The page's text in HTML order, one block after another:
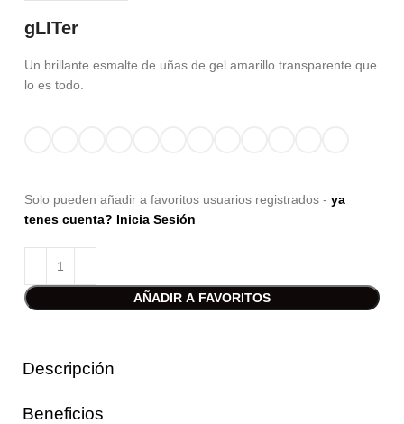
gLITer
Un brillante esmalte de uñas de gel amarillo transparente que
lo es todo.
Solo pueden añadir a favoritos usuarios registrados - ya
tenes cuenta? Inicia Sesión
AÑADIR A FAVORITOS
Descripción
Beneficios